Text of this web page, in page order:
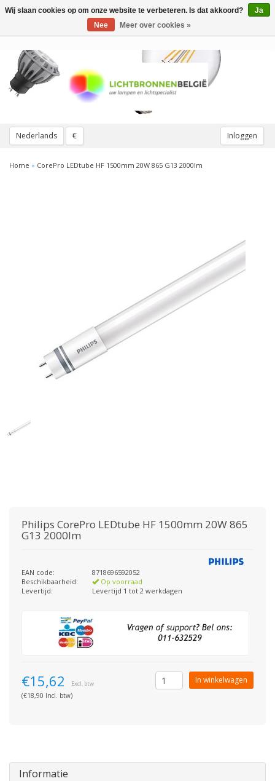
Nederlands € Inloggen
Toggle
Home » CorePro LEDtube HF 1500mm 20W 865 G13 2000lm
Philips CorePro LEDtube HF 1500mm 20W 865
G13 2000lm
EAN code:
8718696592052
Beschikbaarheid:
Op voorraad
Levertijd:
Levertijd 1 tot 2 werkdagen
€15,62 Excl. btw
(€18,90 Incl. btw)
In winkelwagen
Informatie
Wij slaan cookies op om onze website te verbeteren. Is dat akkoord?
Ja
Nee
Meer over cookies »